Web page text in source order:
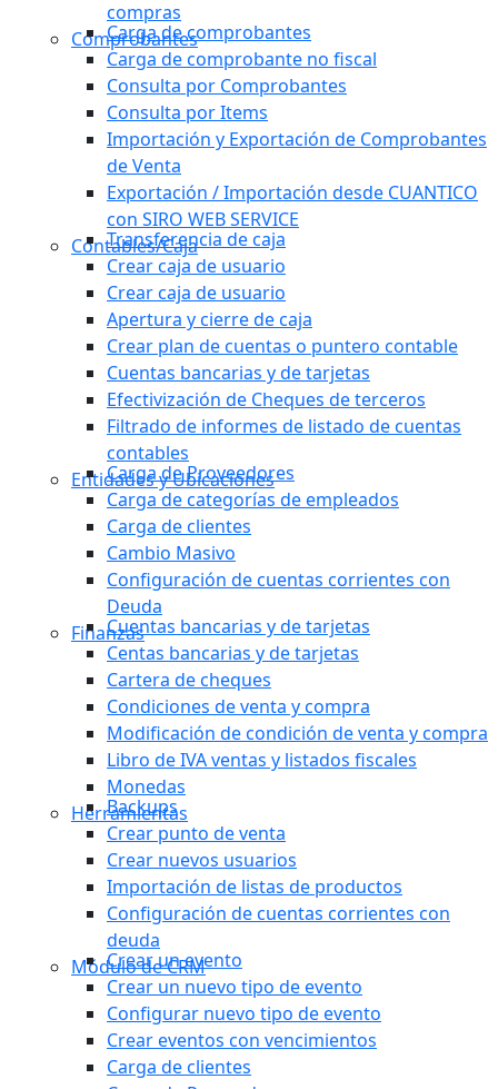
compras
Comprobantes
Carga de comprobantes
Carga de comprobante no fiscal
Consulta por Comprobantes
Consulta por Items
Importación y Exportación de Comprobantes
de Venta
Exportación / Importación desde CUANTICO
con SIRO WEB SERVICE
Contables/Caja
Transferencia de caja
Crear caja de usuario
Crear caja de usuario
Apertura y cierre de caja
Crear plan de cuentas o puntero contable
Cuentas bancarias y de tarjetas
Efectivización de Cheques de terceros
Filtrado de informes de listado de cuentas
contables
Entidades y Ubicaciones
Carga de Proveedores
Carga de categorías de empleados
Carga de clientes
Cambio Masivo
Configuración de cuentas corrientes con
Deuda
FinanzasCuentas bancarias y de tarjetas
Centas bancarias y de tarjetas
Cartera de cheques
Condiciones de venta y compra
Modificación de condición de venta y compra
Libro de IVA ventas y listados fiscales
Monedas
Herramientas
Backups
Crear punto de venta
Crear nuevos usuarios
Importación de listas de productos
Configuración de cuentas corrientes con
deuda
Módulo de CRM
Crear un evento
Crear un nuevo tipo de evento
Configurar nuevo tipo de evento
Crear eventos con vencimientos
Carga de clientes